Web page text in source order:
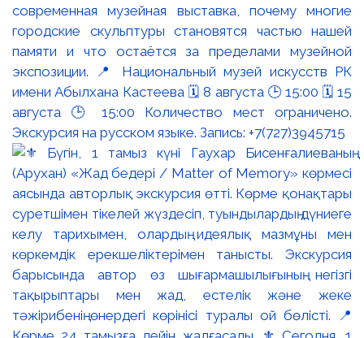
современная музейная выставка, почему многие
городские скульптуры становятся частью нашей
памяти и что остаётся за пределами музейной
экспозиции. 📍 Национальный музей искусств РК
имени Абылхана Кастеева 🗓 8 августа 🕒 15:00 🗓 15
августа 🕒 15:00 Количество мест ограничено.
Экскурсия на русском языке. Запись: +7(727)3945715